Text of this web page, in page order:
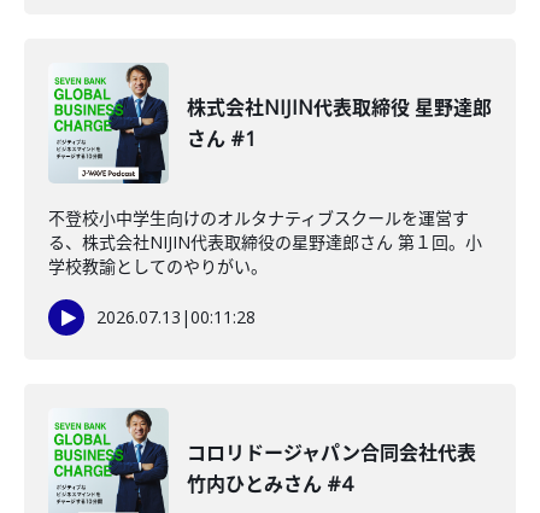
株式会社NIJIN代表取締役 星野達郎
さん #1
不登校小中学生向けのオルタナティブスクールを運営す
る、株式会社NIJIN代表取締役の星野達郎さん 第１回。小
学校教諭としてのやりがい。
2026.07.13 |00:11:28
コロリドージャパン合同会社代表
竹内ひとみさん #4